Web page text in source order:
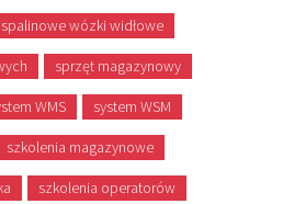
spalinowe wózki widłowe
sprzęt magazynowy
WMS system WSM
szkolenia magazynowe
szkolenia operatorów